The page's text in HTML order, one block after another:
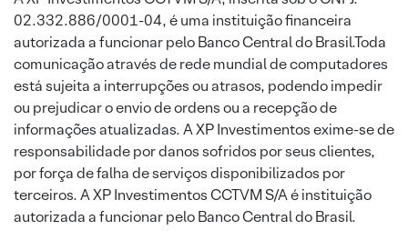
02.332.886/0001-04, é uma instituição financeira
autorizada a funcionar pelo Banco Central do Brasil.Toda
comunicação através de rede mundial de computadores
está sujeita a interrupções ou atrasos, podendo impedir
ou prejudicar o envio de ordens ou a recepção de
informações atualizadas. A XP Investimentos exime-se de
responsabilidade por danos sofridos por seus clientes,
por força de falha de serviços disponibilizados por
terceiros. A XP Investimentos CCTVM S/A é instituição
autorizada a funcionar pelo Banco Central do Brasil.